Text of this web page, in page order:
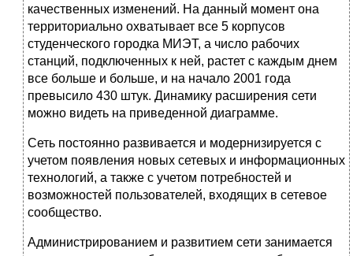
качественных изменений. На данный момент она
территориально охватывает все 5 корпусов
студенческого городка МИЭТ, а число рабочих
станций, подключенных к ней, растет с каждым днем
все больше и больше, и на начало 2001 года
превысило 430 штук. Динамику расширения сети
можно видеть на приведенной диаграмме.
Сеть постоянно развивается и модернизируется с
учетом появления новых сетевых и информационных
технологий, а также с учетом потребностей и
возможностей пользователей, входящих в сетевое
сообщество.
Администрированием и развитием сети занимается